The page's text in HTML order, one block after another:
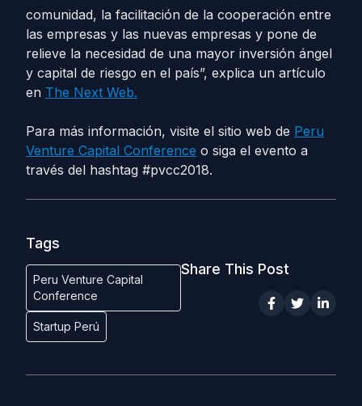
comunidad, la facilitación de la cooperación entre
las empresas y las nuevas empresas y pone de
relieve la necesidad de una mayor inversión ángel
y capital de riesgo en el país”, explica un artículo
en The Next Web.
Para más información, visite el sitio web de Peru
Venture Capital Conference o siga el evento a
través del hashtag #pvcc2018.
Tags
Peru Venture Capital
Conference
Startup Perú
Share This Post